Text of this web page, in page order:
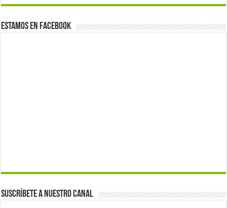
Estamos en Facebook
Suscríbete a nuestro canal